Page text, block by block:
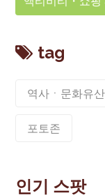
tag
역사ㆍ문화유산
포토존
인기 스팟